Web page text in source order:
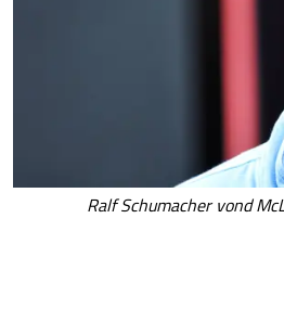
Ralf Schumacher vond